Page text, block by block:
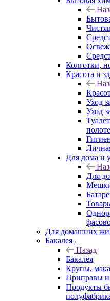
Колготки,
Красота и
Уход
Уход
Для дома и
Для
Для домашних
Бакалея
Назад
Бакалея
Крупы,
Приправы и
Продукты